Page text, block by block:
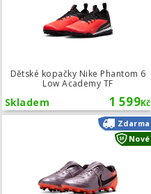
Dětské kopačky Nike Phantom 6
Low Academy TF
1 599Kč
Skladem
Zdarma
Nové